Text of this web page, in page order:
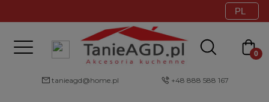
tanieagd@home.pl +48 888 588 167